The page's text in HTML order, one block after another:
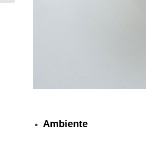
Ambiente